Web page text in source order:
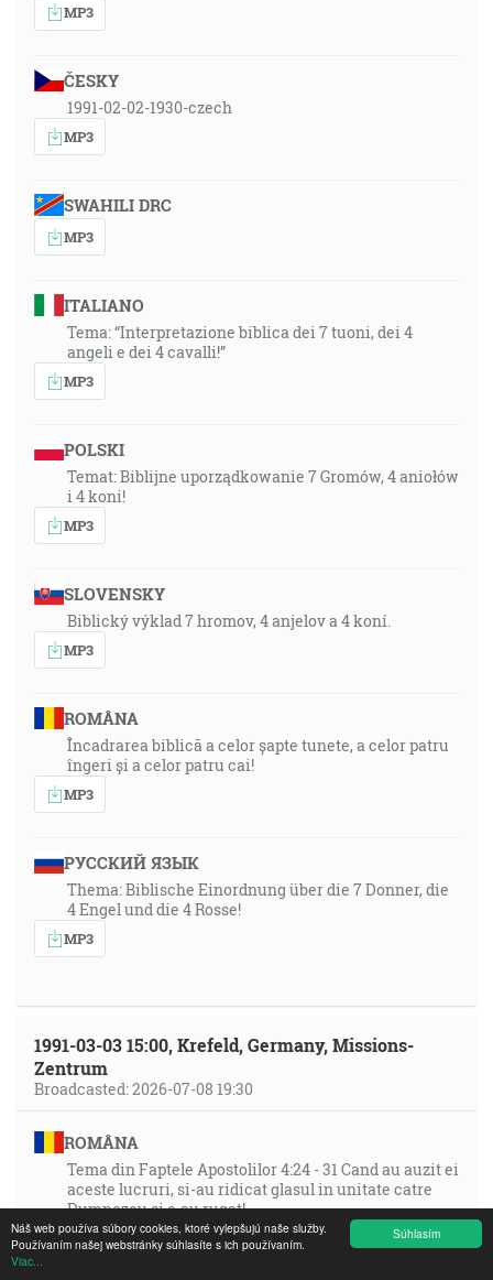
Súhlasím
Náš web používa súbory cookies, ktoré vylepšujú naše služby.
Používaním našej webstránky súhlasíte s ich používaním.
Viac...
MP3
ČESKY
1991-02-02-1930-czech
MP3
SWAHILI DRC
MP3
ITALIANO
Tema: “Interpretazione biblica dei 7 tuoni, dei 4
angeli e dei 4 cavalli!”
MP3
POLSKI
Temat: Biblijne uporządkowanie 7 Gromów, 4 aniołów
i 4 koni!
MP3
SLOVENSKY
Biblický výklad 7 hromov, 4 anjelov a 4 koní.
MP3
ROMÂNA
Încadrarea biblică a celor șapte tunete, a celor patru
îngeri și a celor patru cai!
MP3
РУССКИЙ ЯЗЫК
Thema: Biblische Einordnung über die 7 Donner, die
4 Engel und die 4 Rosse!
MP3
1991-03-03 15:00, Krefeld, Germany, Missions-
Zentrum
Broadcasted: 2026-07-08 19:30
ROMÂNA
Tema din Faptele Apostolilor 4:24 - 31 Cand au auzit ei
aceste lucruri, si-au ridicat glasul in unitate catre
Dumnezeu si s-au rugat!
MP3